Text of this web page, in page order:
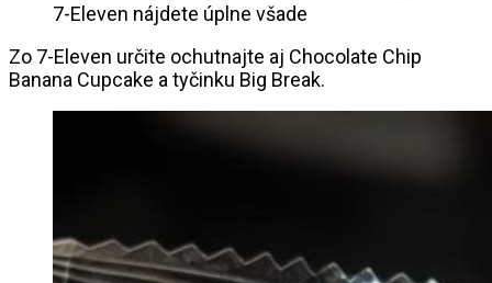
7-Eleven nájdete úplne všade
Zo 7-Eleven určite ochutnajte aj Chocolate Chip
Banana Cupcake a tyčinku Big Break.